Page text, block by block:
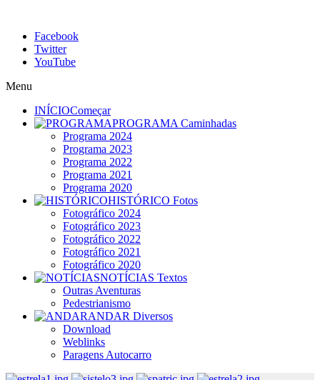
Facebook
Twitter
YouTube
Menu
INÍCIOComeçar
PROGRAMA Caminhadas
Programa 2024
Programa 2023
Programa 2022
Programa 2021
Programa 2020
HISTÓRICO Fotos
Fotográfico 2024
Fotográfico 2023
Fotográfico 2022
Fotográfico 2021
Fotográfico 2020
NOTÍCIAS Textos
Outras Aventuras
Pedestrianismo
ANDAR Diversos
Download
Weblinks
Paragens Autocarro